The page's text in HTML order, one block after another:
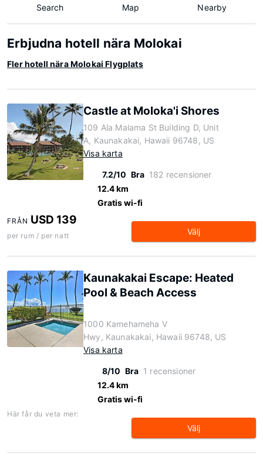
Search Map Nearby
Erbjudna hotell nära Molokai
Fler hotell nära Molokai Flygplats
Castle at Moloka'i Shores
109 Ala Malama St Building D, Unit
A, Kaunakakai, Hawaii 96748, US
Visa karta
7.2/10 Bra 182 recensioner
12.4 km
Gratis wi-fi
FRÅN USD 139
per rum / per natt Välj
Kaunakakai Escape: Heated
Pool & Beach Access
1000 Kamehameha V
Hwy, Kaunakakai, Hawaii 96748, US
Visa karta
8/10 Bra 1 recensioner
12.4 km
Gratis wi-fi
Här får du veta mer:
Välj